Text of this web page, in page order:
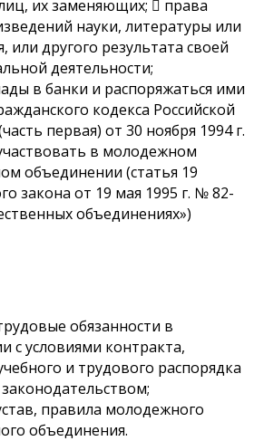
их заменяющих;  права
науки, литературы или
или другого результата своей
деятельности;
в банки и распоряжаться ими
кодекса Российской
первая) от 30 ноября 1994 г.
в молодежном
объединении (статья 19
закона от 19 мая 1995 г. № 82-
объединениях»)
обязанности в
с условиями контракта,
и трудового распорядка
правила молодежного
объединения.